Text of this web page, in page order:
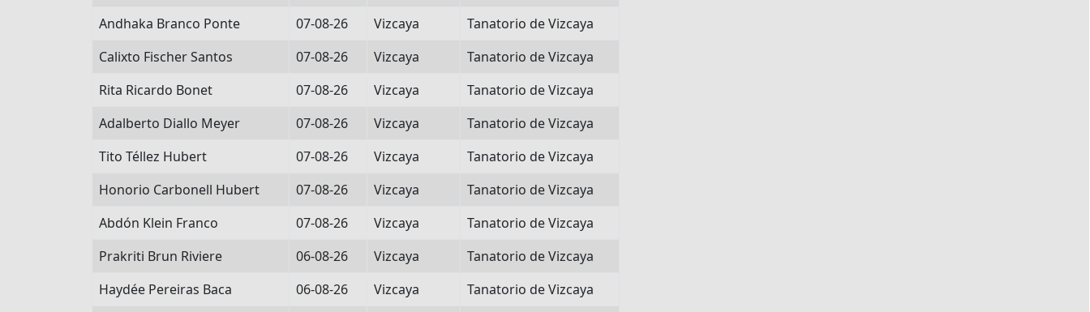
Andhaka Branco Ponte
07-08-26 Vizcaya
Tanatorio de Vizcaya
Calixto Fischer Santos
07-08-26 Vizcaya
Tanatorio de Vizcaya
Rita Ricardo Bonet
07-08-26 Vizcaya
Tanatorio de Vizcaya
Adalberto Diallo Meyer
07-08-26 Vizcaya
Tanatorio de Vizcaya
Tito Téllez Hubert
07-08-26 Vizcaya
Tanatorio de Vizcaya
Honorio Carbonell Hubert
07-08-26 Vizcaya
Tanatorio de Vizcaya
Abdón Klein Franco
07-08-26 Vizcaya
Tanatorio de Vizcaya
Prakriti Brun Riviere
06-08-26 Vizcaya
Tanatorio de Vizcaya
Haydée Pereiras Baca
06-08-26 Vizcaya
Tanatorio de Vizcaya